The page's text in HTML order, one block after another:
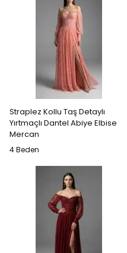
Straplez Kollu Taş Detaylı
Yırtmaçlı Dantel Abiye Elbise
Mercan
4 Beden